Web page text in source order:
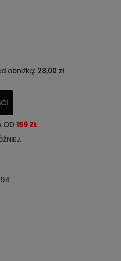
obniżką: 28,00 zł
OD 159 ZŁ